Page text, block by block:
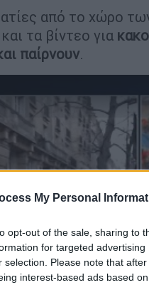
My Personal
opt-out of the sale, sharing to
for targeted
selection. Please note that
interest-based ads based
από το χώρο
τα βίντεο για
παίρνουν.
video